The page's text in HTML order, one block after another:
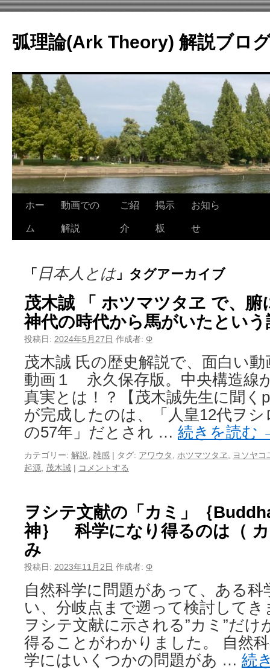
テ
ン
へ
ス
キ
ッ
プ
弧理論(Ark Theory) 解説ブロ
ホー
ム
動画での
解説
ご紹
介
掲示
板
お知ら
せ
「日本人とは」タグアーカイブ
茂木誠 「 ホツマツタヱ で、腑
神代の時代から馬がいたという
投稿日: 2024年5月27日 作成者: Φ
茂木誠 氏の歴史解説で、面白い
動画１ 永久保存版。中央構造線
真実とは！？【茂木誠先生に聞く
が完成したのは、「人皇12代ヲ
の57年」だとされ … 続きを読む
カテゴリー: 解説 雑感 | タグ: アワウタ ホツマツタヱ
ヨソヤコ
起源 茂木誠 | コメントする
ヲシテ文献の「カミ」｛
神｝ 科学になり得るのは（
み
投稿日: 2023年11月2日 作成者: Φ
自然科学に問題があって、ある
い、分岐点まで遡って検討して
ヲシテ文献に示される”カミ”だ
得ることがわかりました。 自然
学にはいくつかの問題があ … 続